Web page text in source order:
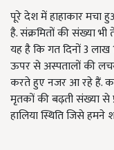
पूरे देश में हाहाकार मचा
है. संक्रमितों की संख्या
यह है कि गत दिनों 3
ऊपर से अस्पतालों की लचर
करते हुए नजर आ रहे हैं.
मृतकों की बढ़ती संख्या से
हालिया स्थिति जिसे हमने